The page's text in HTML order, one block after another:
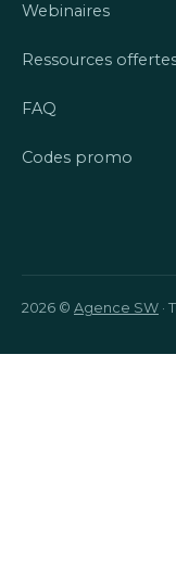
Webinaires
Ressources
FAQ
Codes promo
2026 © Agence SW ·